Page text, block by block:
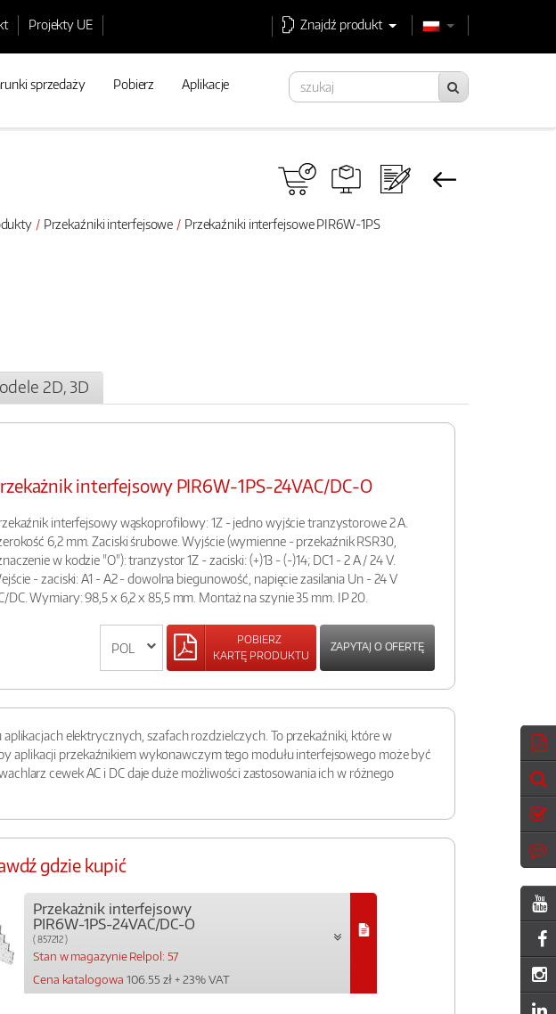
Projekty UE Znajdź produkt
sprzedaży Pobierz Aplikacje
Przekaźniki interfejsowe
Przekaźniki interfejsowe PIR6W-1PS
2D, 3D
interfejsowy PIR6W-1PS-24VAC/DC-O
interfejsowy wąskoprofilowy: 1Z - jedno wyjście tranzystorowe 2 A.
6,2 mm. Zaciski śrubowe. Wyjście (wymienne - przekaźnik RSR30,
w kodzie "O"): tranzystor 1Z - zaciski: (+)13 - (-)14; DC1 - 2 A / 24 V.
- zaciski: A1 - A2 - dowolna biegunowość, napięcie zasilania Un - 24 V
DC. Wymiary: 98,5 x 6,2 x 85,5 mm. Montaż na szynie 35 mm. IP 20.
POBIERZ
KARTĘ PRODUKTU
ZAPYTAJ O OFERTĘ
elektrycznych, szafach rozdzielczych. To przekaźniki, które w
aplikacji przekaźnikiem wykonawczym tego modułu interfejsowego może być
cewek AC i DC daje duże możliwości zastosowania ich w różnego
gdzie kupić
Przekażnik interfejsowy
PIR6W-1PS-24VAC/DC-O
( 857212 )
Stan w magazynie Relpol: 57
Cena katalogowa 106.55 zł + 23% VAT